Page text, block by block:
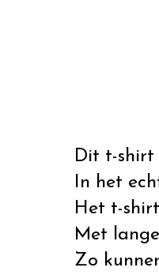
Dit t-shirt
In het
Het t-
Met
Zo